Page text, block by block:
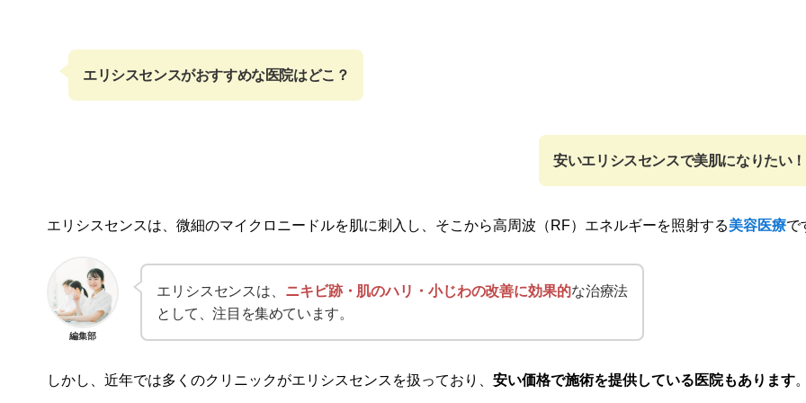
エリシスセンスがおすすめな医院はどこ？
安いエリシスセンスで美肌になりたい！
エリシスセンスは、微細のマイクロニードルを肌に刺入し、そこから高周波（RF）エネルギーを照射する美容医療で
編集部
エリシスセンスは、 ニキビ跡・肌のハリ・小じわの改善に効果的な治療法
として、注目を集めています。
しかし、近年では多くのクリニックがエリシスセンスを扱っており、 安い価格で施術を提供している医院もあります